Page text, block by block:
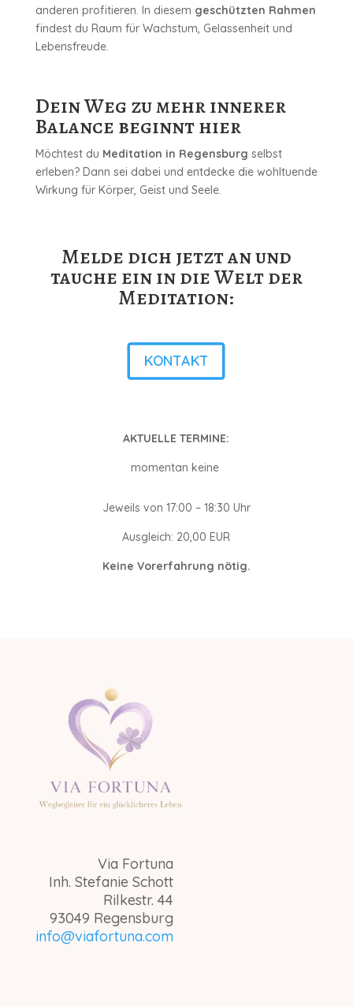
anderen profitieren. In diesem geschützten Rahmen
findest du Raum für Wachstum, Gelassenheit und
Lebensfreude.
Dein Weg zu mehr innerer
Balance beginnt hier
Möchtest du Meditation in Regensburg selbst
erleben? Dann sei dabei und entdecke die wohltuende
Wirkung für Körper, Geist und Seele.
Melde dich jetzt an und
tauche ein in die Welt der
Meditation:
KONTAKT
AKTUELLE TERMINE:
momentan keine
Jeweils von 17:00 – 18:30 Uhr
Ausgleich: 20,00 EUR
Keine Vorerfahrung nötig.
Via Fortuna
Inh. Stefanie Schott
Rilkestr. 44
93049 Regensburg
info@viafortuna.com